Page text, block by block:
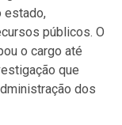
estado,
públicos. O
o cargo até
que
dos